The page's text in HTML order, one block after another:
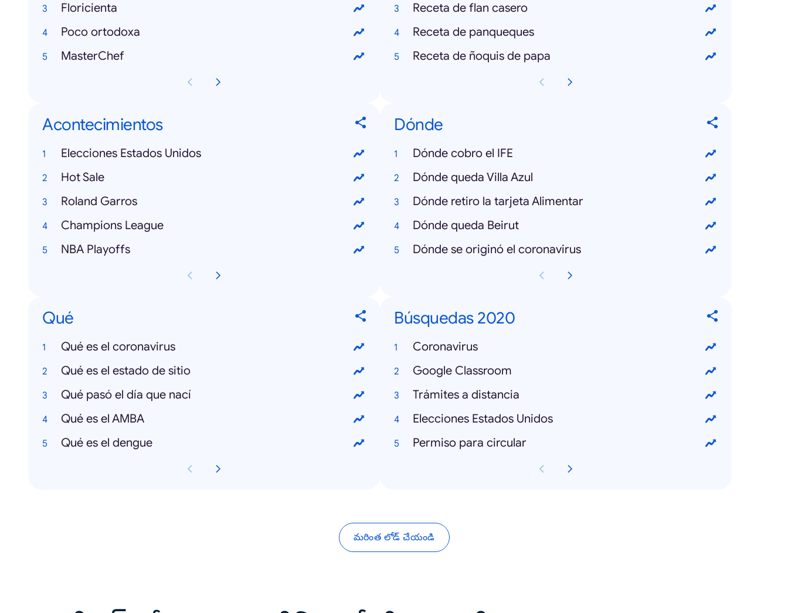
Floricienta
Poco ortodoxa
MasterChef
Receta de flan casero
Receta de panqueques
Receta de ñoquis de papa
Acontecimientos
Elecciones Estados Unidos
Hot Sale
Roland Garros
Champions League
NBA Playoffs
Dónde
Dónde cobro el IFE
Dónde queda Villa Azul
Dónde retiro la tarjeta Alimentar
Dónde queda Beirut
Dónde se originó el coronavirus
Qué
Qué es el coronavirus
Qué es el estado de sitio
Qué pasó el día que nací
Qué es el AMBA
Qué es el dengue
Búsquedas 2020
Coronavirus
Google Classroom
Trámites a distancia
Elecciones Estados Unidos
Permiso para circular
మరింత లోడ్ చేయండి